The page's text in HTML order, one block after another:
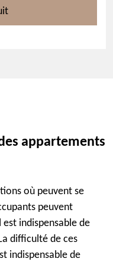
appartements
où peuvent se
peuvent
indispensable de
difficulté de ces
indispensable de